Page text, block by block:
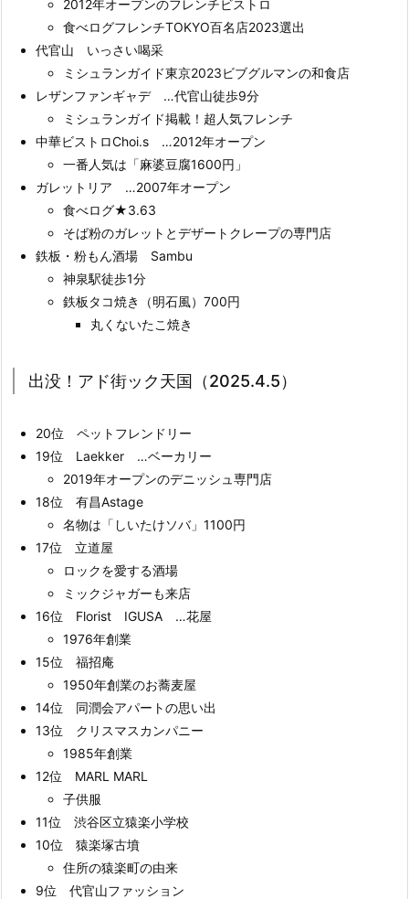
2012年オープンのフレンチビストロ
食べログフレンチTOKYO百名店2023選出
代官山 いっさい喝采
ミシュランガイド東京2023ビブグルマンの和食店
レザンファンギャデ …代官山徒歩9分
ミシュランガイド掲載！超人気フレンチ
中華ビストロChoi.s …2012年オープン
一番人気は「麻婆豆腐1600円」
ガレットリア …2007年オープン
食べログ★3.63
そば粉のガレットとデザートクレープの専門店
鉄板・粉もん酒場 Sambu
神泉駅徒歩1分
鉄板タコ焼き（明石風）700円
丸くないたこ焼き
出没！アド街ック天国（2025.4.5）
20位 ペットフレンドリー
19位 Laekker …ベーカリー
2019年オープンのデニッシュ専門店
18位 有昌Astage
名物は「しいたけソバ」1100円
17位 立道屋
ロックを愛する酒場
ミックジャガーも来店
16位 Florist IGUSA …花屋
1976年創業
15位 福招庵
1950年創業のお蕎麦屋
14位 同潤会アパートの思い出
13位 クリスマスカンパニー
1985年創業
12位 MARL MARL
子供服
11位 渋谷区立猿楽小学校
10位 猿楽塚古墳
住所の猿楽町の由来
9位 代官山ファッション